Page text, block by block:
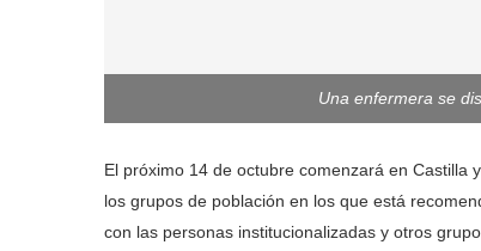
Una enfermera se
El próximo 14 de octubre comenzará en Castilla
los grupos de población en los que está
con las personas institucionalizadas y otros